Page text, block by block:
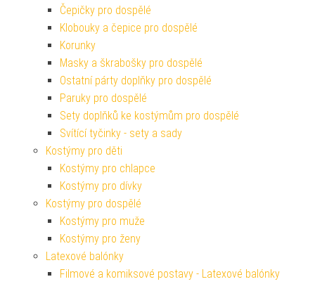
Čepičky pro dospělé
Klobouky a čepice pro dospělé
Korunky
Masky a škrabošky pro dospělé
Ostatní párty doplňky pro dospělé
Paruky pro dospělé
Sety doplňků ke kostýmům pro dospělé
Svítící tyčinky - sety a sady
Kostýmy pro děti
Kostýmy pro chlapce
Kostýmy pro dívky
Kostýmy pro dospělé
Kostýmy pro muže
Kostýmy pro ženy
Latexové balónky
Filmové a komiksové postavy - Latexové balónky